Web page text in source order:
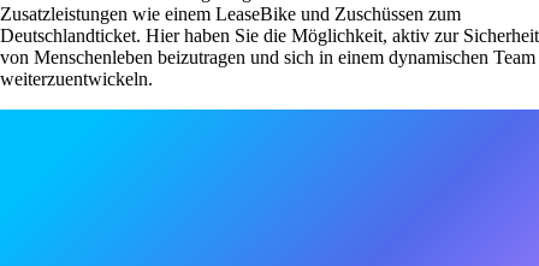
Zusatzleistungen wie einem LeaseBike und Zuschüssen zum
Deutschlandticket. Hier haben Sie die Möglichkeit, aktiv zur Sicherheit
von Menschenleben beizutragen und sich in einem dynamischen Team
weiterzuentwickeln.